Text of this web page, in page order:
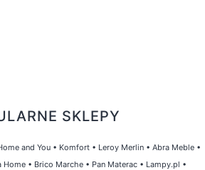
SKLEPY
and You • Komfort • Leroy Merlin • Abra Meble •
Home • Brico Marche • Pan Materac • Lampy.pl •